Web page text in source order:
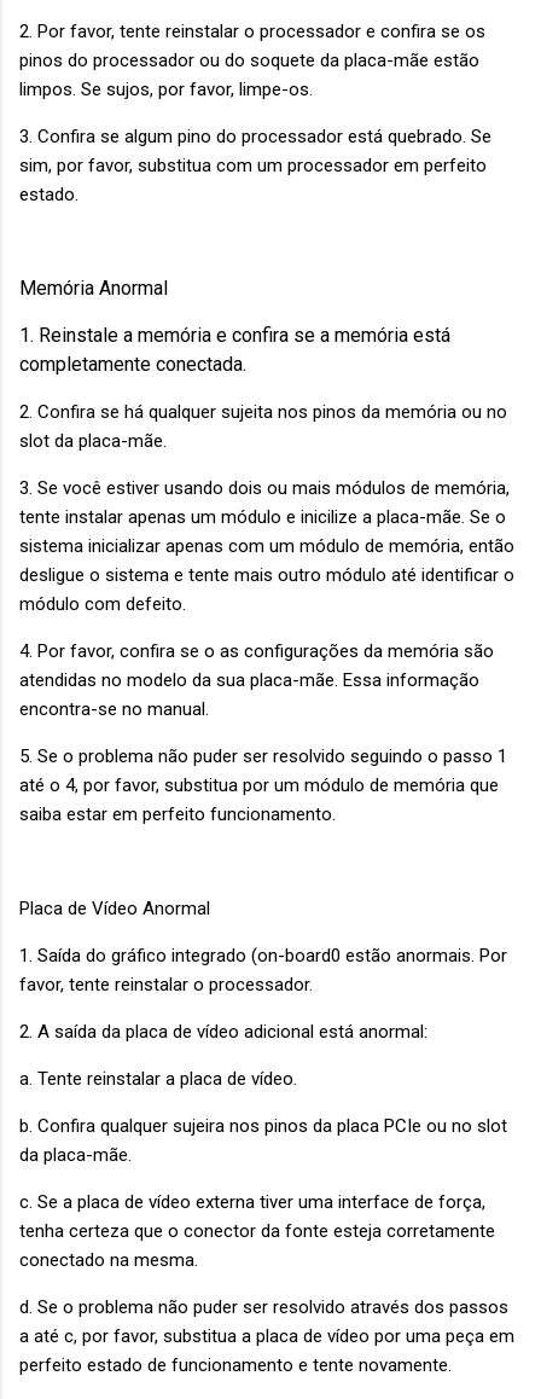
2. Por favor, tente reinstalar o processador e confira se os
pinos do processador ou do soquete da placa-mãe estão
limpos. Se sujos, por favor, limpe-os.
3. Confira se algum pino do processador está quebrado. Se
sim, por favor, substitua com um processador em perfeito
estado.
Memória Anormal
1. Reinstale a memória e confira se a memória está
completamente conectada.
2. Confira se há qualquer sujeita nos pinos da memória ou no
slot da placa-mãe.
3. Se você estiver usando dois ou mais módulos de memória,
tente instalar apenas um módulo e inicilize a placa-mãe. Se o
sistema inicializar apenas com um módulo de memória, então
desligue o sistema e tente mais outro módulo até identificar o
módulo com defeito.
4. Por favor, confira se o as configurações da memória são
atendidas no modelo da sua placa-mãe. Essa informação
encontra-se no manual.
5. Se o problema não puder ser resolvido seguindo o passo 1
até o 4, por favor, substitua por um módulo de memória que
saiba estar em perfeito funcionamento.
Placa de Vídeo Anormal
1. Saída do gráfico integrado (on-board0 estão anormais. Por
favor, tente reinstalar o processador.
2. A saída da placa de vídeo adicional está anormal:
a. Tente reinstalar a placa de vídeo.
b. Confira qualquer sujeira nos pinos da placa PCIe ou no slot
da placa-mãe.
c. Se a placa de vídeo externa tiver uma interface de força,
tenha certeza que o conector da fonte esteja corretamente
conectado na mesma.
d. Se o problema não puder ser resolvido através dos passos
a até c, por favor, substitua a placa de vídeo por uma peça em
perfeito estado de funcionamento e tente novamente.